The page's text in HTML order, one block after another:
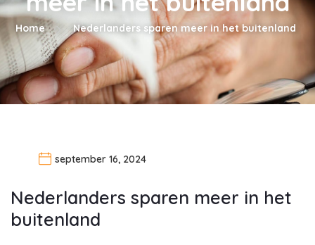
Home Nederlanders sparen meer in het buitenland
september 16, 2024
Nederlanders sparen meer in het
buitenland